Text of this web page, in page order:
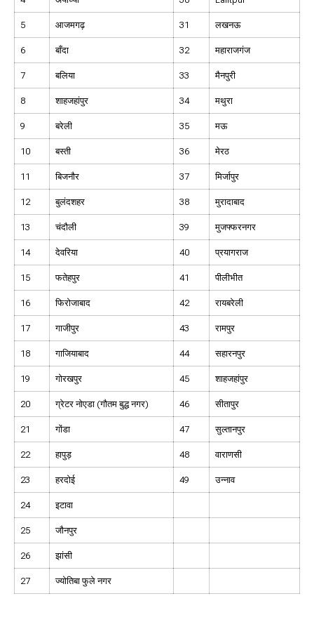
5 आजमगढ़ 31 लखनऊ
6 बाँदा 32 महाराजगंज
7 बलिया 33 मैनपुरी
8 शाहजहांपुर 34 मथुरा
9 बरेली 35 मऊ
10 बस्ती 36 मेरठ
11 बिजनौर 37 मिर्जापुर
12 बुलंदशहर 38 मुरादाबाद
13 चंदौली 39 मुजफ्फरनगर
14 देवरिया 40 प्रयागराज
15 फतेहपुर 41 पीलीभीत
16 फिरोजाबाद 42 रायबरेली
17 गाजीपुर 43 रामपुर
18 गाजियाबाद 44 सहारनपुर
19 गोरखपुर 45 शाहजहांपुर
20 ग्रेटर नोएडा (गौतम बुद्ध नगर) 46 सीतापुर
21 गोंडा 47 सुल्तानपुर
22 हापुड़ 48 वाराणसी
23 हरदोई 49 उन्नाव
24 इटावा
25 जौनपुर
26 झांसी
27 ज्योतिबा फुले नगर